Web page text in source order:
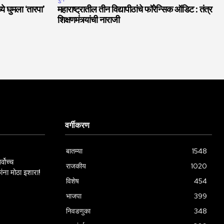
घुमला ‘तारपा’
महाराष्ट्रातील तीन विद्यापीठांचे फॉरेन्सिक ऑडिट : तंत्र
शिक्षणमंत्र्यांची नाराजी
मोठा इशारा!
वर्गीकरण
बातम्या
1548
राजकीय
1020
विशेष
454
भाजपा
399
निवडणुका
348